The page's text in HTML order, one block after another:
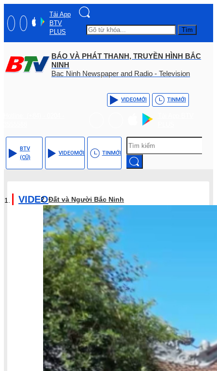
Tải App
BTV
PLUS
Tìm
BÁO VÀ PHÁT THANH, TRUYỀN HÌNH BẮC
NINH
Bac Ninh Newspaper and Radio - Television
VIDEOMỚI TINMỚI
BTV
(CŨ)
VIDEOMỚI TINMỚI
VIDEOĐất và Người Bắc Ninh